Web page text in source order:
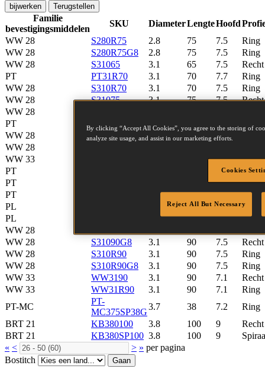
bijwerken Terugstellen
Familie
bevestigingsmiddelen
SKU DiameterLengteHoofd
WW 28
S280R75 2.8 75 7.5
Ring
WW 28
S280R75G8 2.8 75 7.5
Ring
WW 28
S31065 3.1 65 7.5
Recht
PT
PT31R70 3.1 70 7.7
Ring
WW 28
S310R70 3.1 70 7.5
Ring
WW 28
S31075 3.1 75 7.5
Recht
WW 28
PT
PT3180 3.1 7.7
Glad
WW 28
S31080 3.1 80 7.5
WW 28
WW 33
7.1
Recht
PT
7.7
Glad
PT
7.7
Glad
PT
3.1 90 7.7
Ring
PL
90 6.7
Ring
PL
3.1 90 6.7
Ring
WW 28
WW 28
S31090G8 3.1 90 7.5
Recht
WW 28
S310R90 3.1 90 7.5
Ring
WW 28
S310R90G8 3.1 90 7.5
Ring
WW 33
WW3190 3.1 90 7.1
Recht
WW 33
WW31R90 3.1 90 7.1
Ring
PT-MC
PT-
MC375SP38G
3.7 38 7.2
Ring
BRT 21
KB380100 3.8 100 9
Recht
BRT 21
KB380SP100 3.8 100 9
« < > » per pagina
Bostitch
Gaan
By clicking “Accept All Cookies”, you agree to the storing of
analyze site usage, and assist in our marketing efforts.
Cookies
Reject All But Necessary